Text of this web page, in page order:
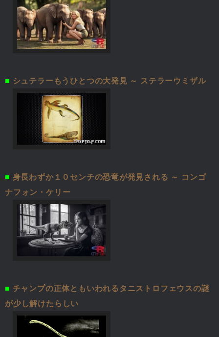
■ シュテラーもうひとつの大発見 ～ ステラーウミザル
■ 身長わずか１０センチの恐竜が発見される ～ コンゴ
ナフォン・ケリー
■ チャンプの正体ともいわれるタニストロフェウスの謎
が少し解けたらしい